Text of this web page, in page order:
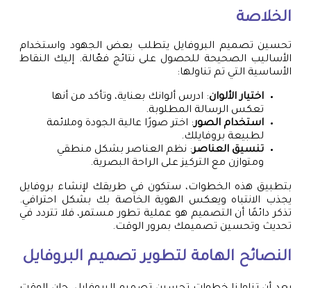
الخلاصة
تحسين تصميم البروفايل يتطلب بعض الجهود واستخدام
الأساليب الصحيحة للحصول على نتائج فعّالة. إليك النقاط
الأساسية التي تم تناولها:
اختيار الألوان: ادرس ألوانك بعناية، وتأكد من أنها
تعكس الرسالة المطلوبة.
استخدام الصور: اختر صورًا عالية الجودة وملائمة
لطبيعة بروفايلك.
تنسيق العناصر: نظم العناصر بشكل منطقي
ومتوازن مع التركيز على الراحة البصرية.
بتطبيق هذه الخطوات، ستكون في طريقك لإنشاء بروفايل
يجذب الانتباه ويعكس الهوية الخاصة بك بشكل احترافي.
تذكر دائمًا أن التصميم هو عملية تطور مستمر، فلا تتردد في
تحديث وتحسين تصميمك بمرور الوقت.
النصائح الهامة لتطوير تصميم البروفايل